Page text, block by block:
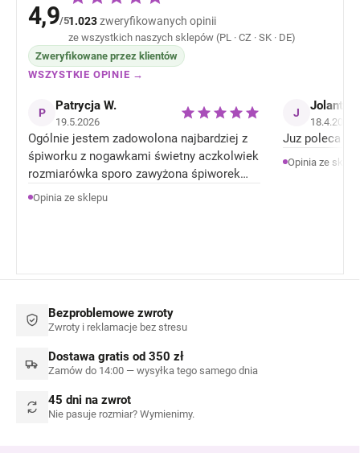
4,9/51.023zweryfikowanych opinii
ze wszystkich naszych sklepów (PL · CZ · SK · DE)
Zweryfikowane przez klientów
WSZYSTKIE OPINIE →
P Patrycja W.
19.5.2026
Ogólnie jestem zadowolona najbardziej z
śpiworku z nogawkami świetny aczkolwiek
rozmiarówka sporo zawyżona śpiworek
rozmiar 92 jest jak 104 rozmiar . Ale
Opinia ze sklepu
J Jolanta
18.4.2026
Juz poleca
Opinia ze
Bezproblemowe zwroty
Zwroty i reklamacje bez stresu
Dostawa gratis od 350 zł
Zamów do 14:00 — wysyłka tego samego dnia
45 dni na zwrot
Nie pasuje rozmiar? Wymienimy.